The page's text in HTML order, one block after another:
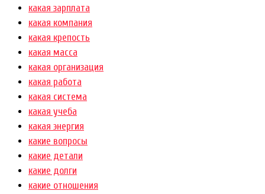
какая зарплата
какая компания
какая крепость
какая масса
какая организация
какая работа
какая система
какая учеба
какая энергия
какие вопросы
какие детали
какие долги
какие отношения